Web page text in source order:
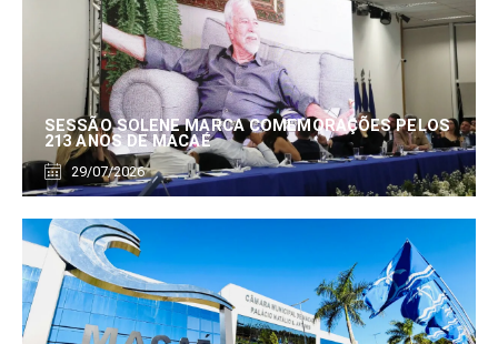
SESSÃO SOLENE MARCA COMEMORAÇÕES PELOS
213 ANOS DE MACAÉ
29/07/2026